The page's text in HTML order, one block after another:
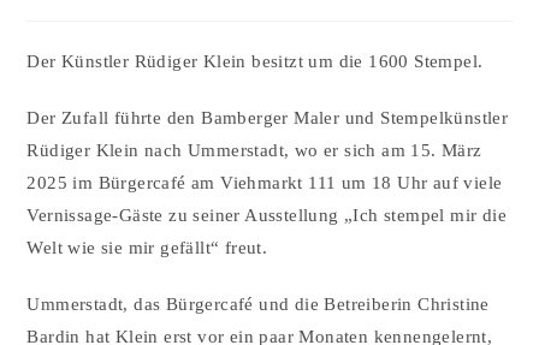
Der Künstler Rüdiger Klein besitzt um die 1600 Stempel.
Der Zufall führte den Bamberger Maler und Stempelkünstler
Rüdiger Klein nach Ummerstadt, wo er sich am 15. März
2025 im Bürgercafé am Viehmarkt 111 um 18 Uhr auf viele
Vernissage-Gäste zu seiner Ausstellung „Ich stempel mir die
Welt wie sie mir gefällt“ freut.
Ummerstadt, das Bürgercafé und die Betreiberin Christine
Bardin hat Klein erst vor ein paar Monaten kennengelernt,